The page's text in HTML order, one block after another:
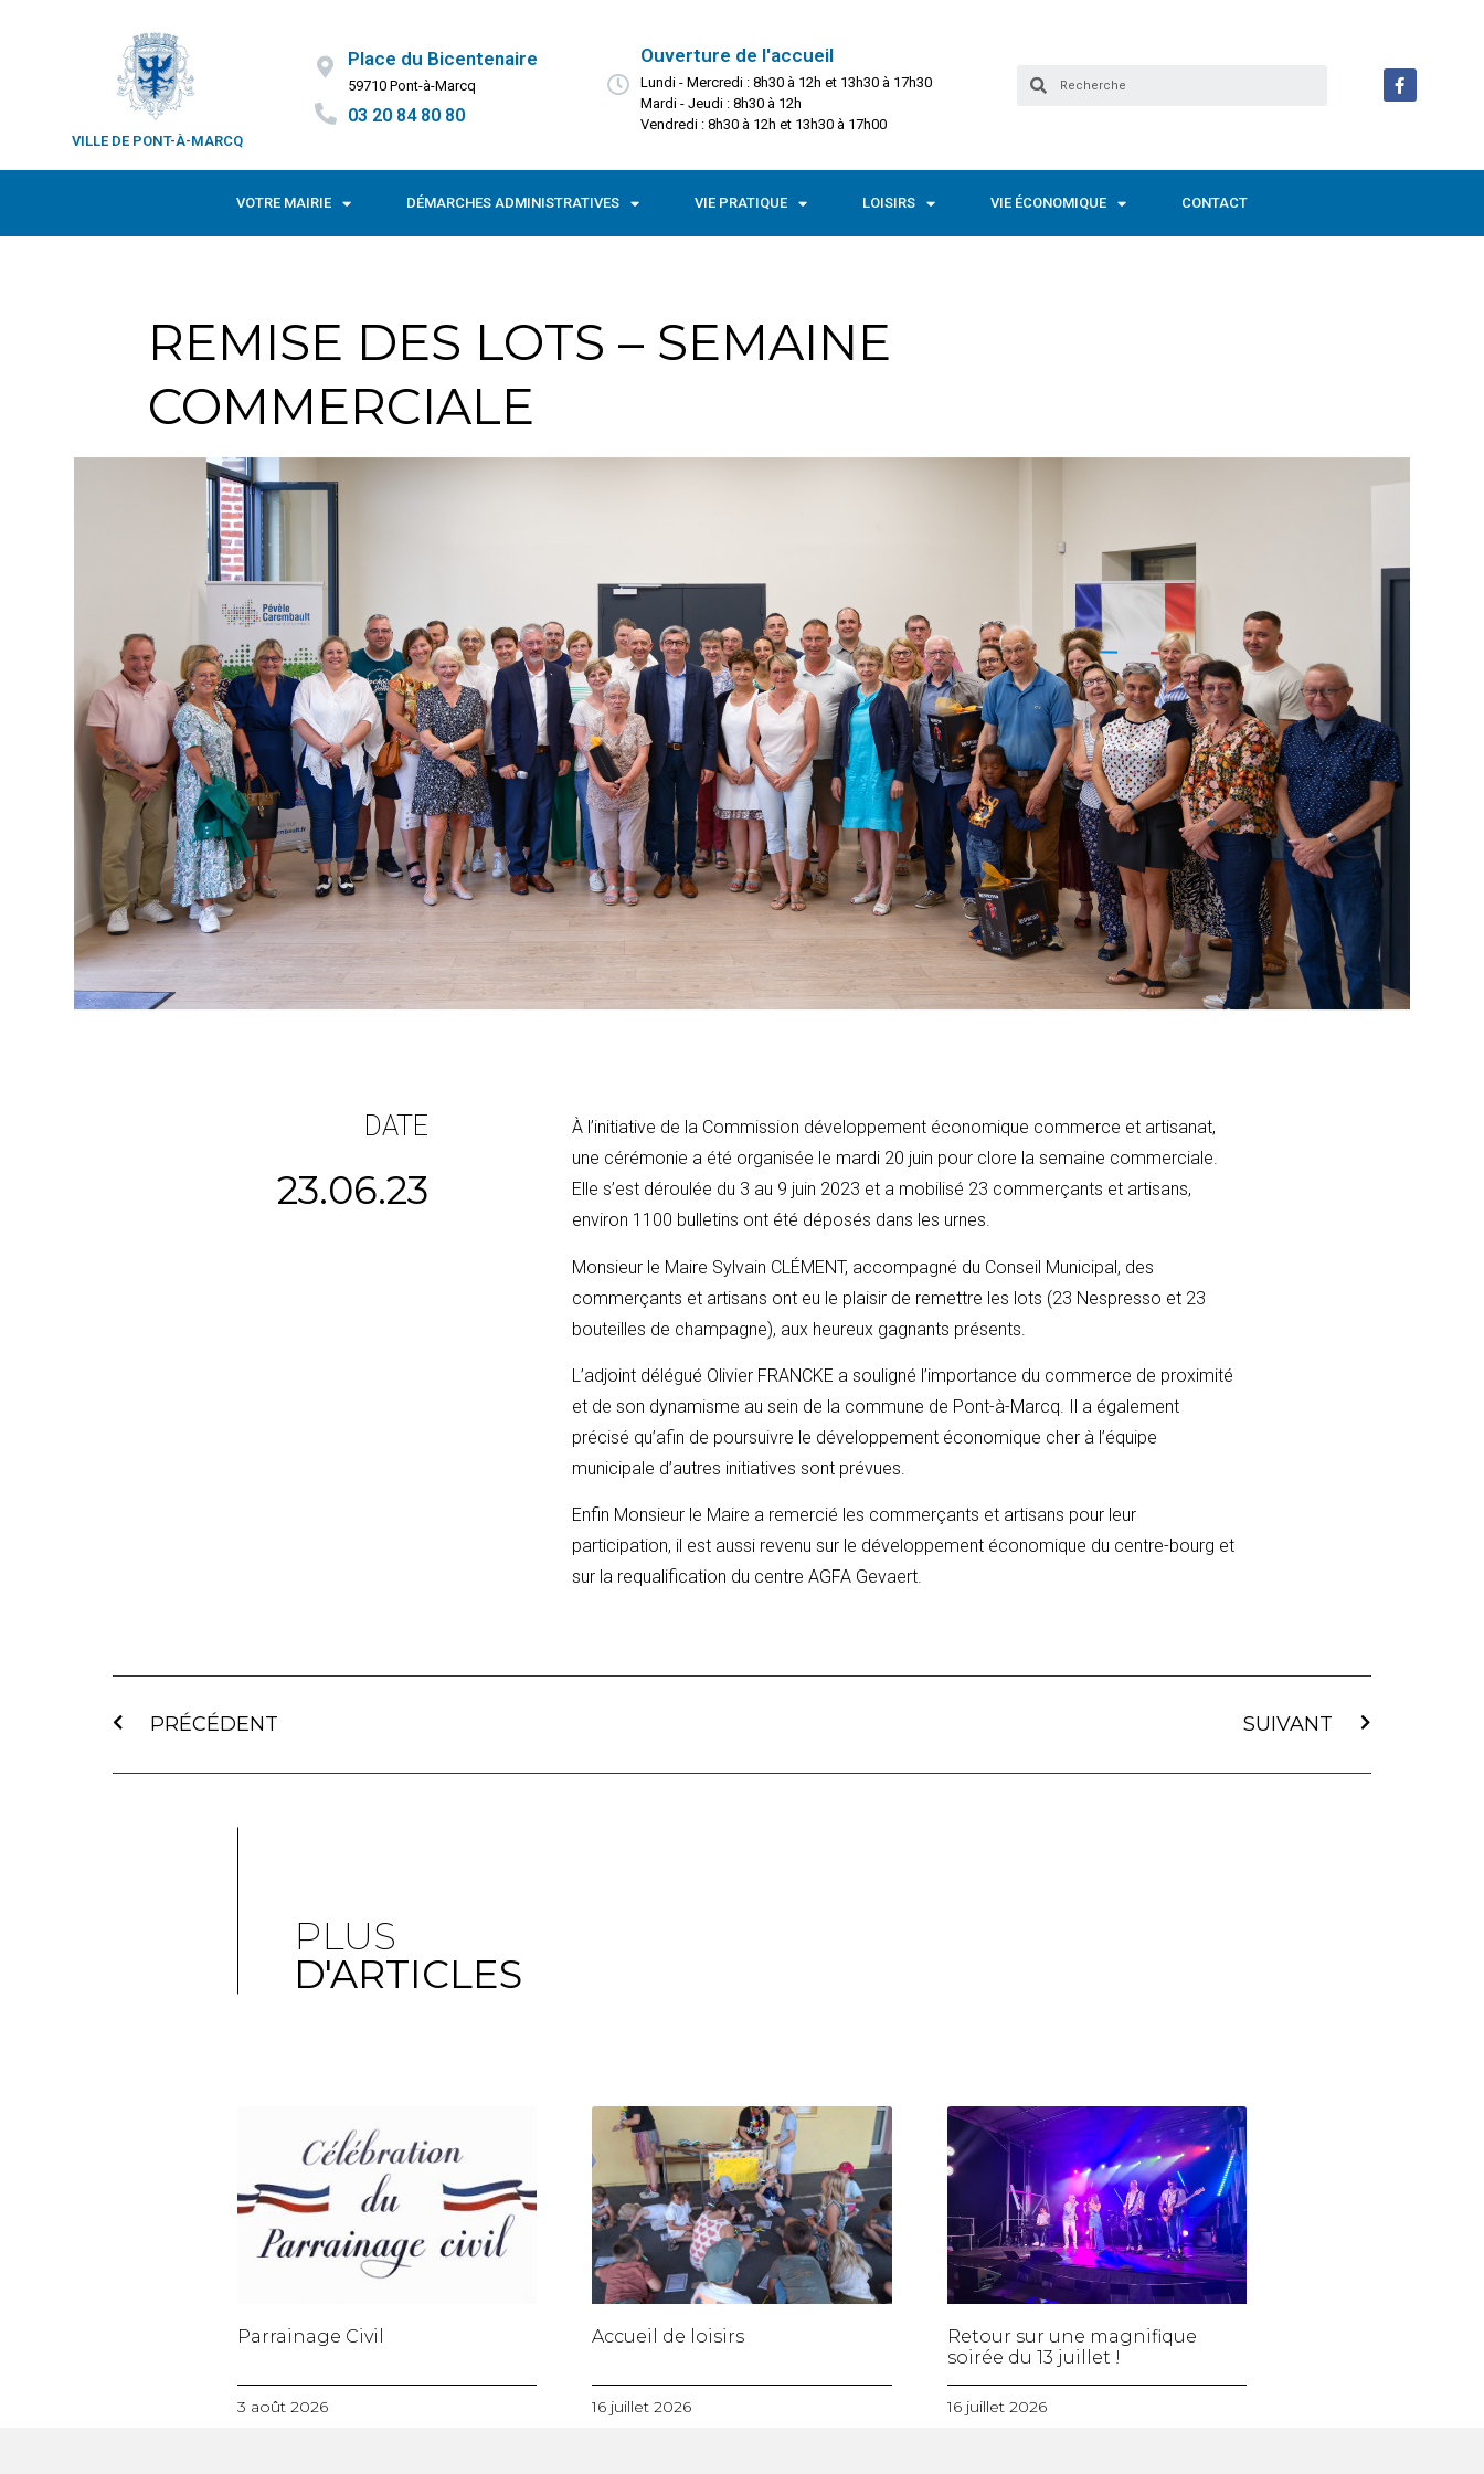
VILLE DE PONT-À-MARCQ
Place du Bicentenaire
59710 Pont-à-Marcq
03 20 84 80 80
Ouverture de l'accueil
Lundi - Mercredi : 8h30 à 12h et 13h30 à 17h30
Mardi - Jeudi : 8h30 à 12h
Vendredi : 8h30 à 12h et 13h30 à 17h00
VOTRE MAIRIE DÉMARCHES ADMINISTRATIVES VIE PRATIQUE LOISIRS VIE ÉCONOMIQUE CONTACT
REMISE DES LOTS – SEMAINE
COMMERCIALE
DATE
23.06.23
À l’initiative de la Commission développement économique commerce et artisanat,
une cérémonie a été organisée le mardi 20 juin pour clore la semaine commerciale.
Elle s’est déroulée du 3 au 9 juin 2023 et a mobilisé 23 commerçants et artisans,
environ 1100 bulletins ont été déposés dans les urnes.
Monsieur le Maire Sylvain CLÉMENT, accompagné du Conseil Municipal, des
commerçants et artisans ont eu le plaisir de remettre les lots (23 Nespresso et 23
bouteilles de champagne), aux heureux gagnants présents.
L’adjoint délégué Olivier FRANCKE a souligné l’importance du commerce de proximité
et de son dynamisme au sein de la commune de Pont-à-Marcq. Il a également
précisé qu’afin de poursuivre le développement économique cher à l’équipe
municipale d’autres initiatives sont prévues.
Enfin Monsieur le Maire a remercié les commerçants et artisans pour leur
participation, il est aussi revenu sur le développement économique du centre-bourg et
sur la requalification du centre AGFA Gevaert.
PRÉCÉDENT SUIVANT
PLUS
D'ARTICLES
Parrainage Civil
3 août 2026
Accueil de loisirs
16 juillet 2026
Retour sur une magnifique
soirée du 13 juillet !
16 juillet 2026